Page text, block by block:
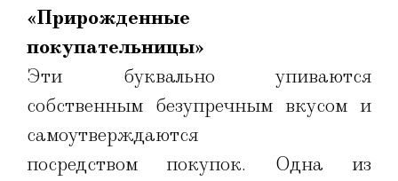
«Прирожденные
покупательницы»
Эти буквально упиваются
собственным безупречным вкусом и
самоутверждаются
посредством покупок. Одна из